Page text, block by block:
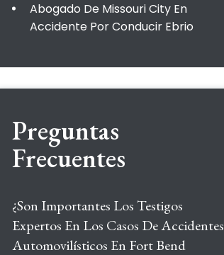
Abogado De Missouri City En
Accidente Por Conducir Ebrio
Preguntas
Frecuentes
¿Son Importantes Los Testigos
Expertos En Los Casos De Accidentes
Automovilísticos En Fort Bend